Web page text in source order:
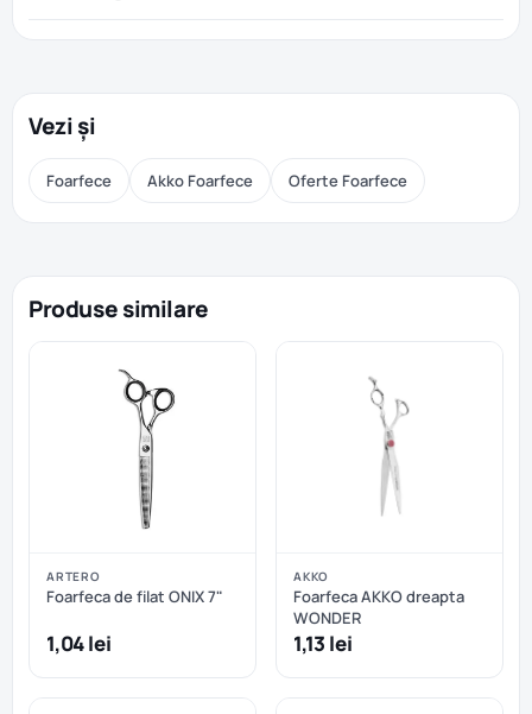
Vezi și
Foarfece Akko Foarfece Oferte Foarfece
Produse similare
ARTERO
Foarfeca de filat ONIX 7"
1,04 lei
AKKO
Foarfeca AKKO dreapta
WONDER
1,13 lei